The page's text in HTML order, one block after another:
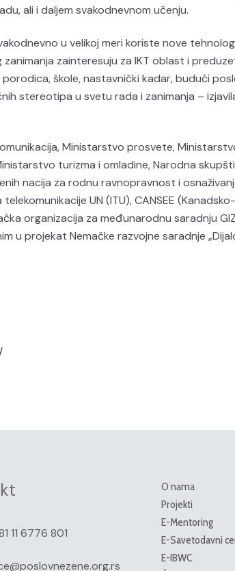
ali i daljem svakodnevnom učenju.
u velikoj meri koriste nove
zainteresuju za IKT oblast i
škole, nastavnički kadar, budući
stereotipa u svetu rada i zanimanja –
Ministarstvo prosvete,
turizma i omladine, Narodna
nacija za rodnu ravnopravnost i
UN (ITU), CANSEE
organizacija za međunarodnu saradnju
u projekat Nemačke razvojne saradnje
11 6776 801
O nama
Projekti
E-Mentoring
E-Savetodavni
E-IBWC